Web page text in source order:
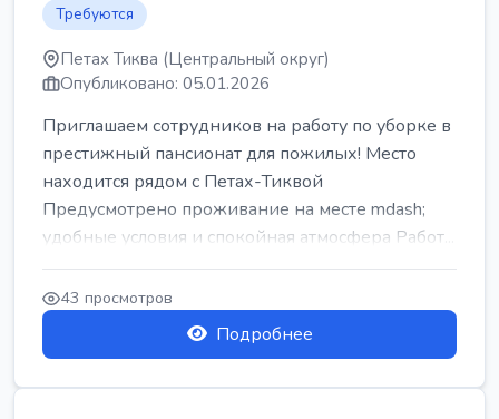
Требуются
Петах Тиква (Центральный округ)
Опубликовано: 05.01.2026
Приглашаем сотрудников на работу по уборке в
престижный пансионат для пожилых! Место
находится рядом с Петах-Тиквой
Предусмотрено проживание на месте mdash;
удобные условия и спокойная атмосфера Работ...
43 просмотров
Подробнее